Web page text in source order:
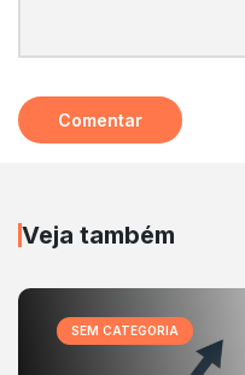
Veja também
SEM CATEGORIA